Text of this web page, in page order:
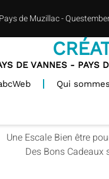
de Muzillac -
DE VANNES - PAYS
Qui
Une Escale Bien être
Des Bons